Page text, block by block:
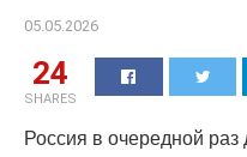
05.05.2026
24
SHARES
Россия в очередной раз